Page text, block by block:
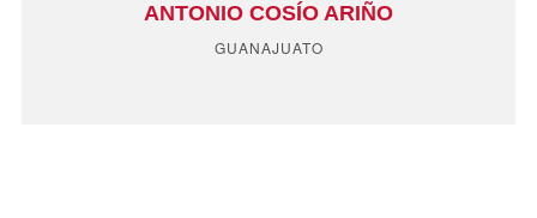
ANTONIO COSÍO ARIÑO
GUANAJUATO